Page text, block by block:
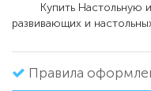
Купить Настольную
развивающих и
Правила